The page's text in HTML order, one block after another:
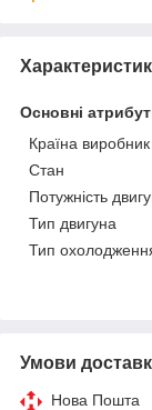
Основні
Країна виробник
Стан
Потужність
Тип двигуна
Тип
Умови
Нова Пошта